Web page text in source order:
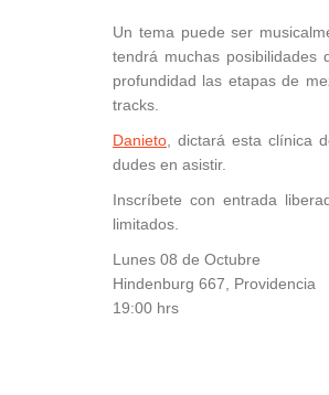
Un tema puede ser
tendrá muchas
profundidad las etapas de
tracks.
Danieto , dictará esta clínica
dudes en asistir.
Inscríbete con entrada
limitados.
Lunes 08 de Octubre
Hindenburg 667, Providencia
19:00 hrs